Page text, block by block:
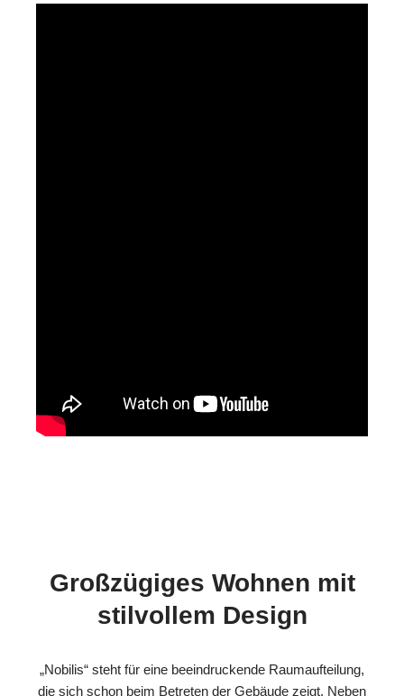
Großzügiges Wohnen mit
stilvollem Design
„Nobilis“ steht für eine beeindruckende Raumaufteilung,
die sich schon beim Betreten der Gebäude zeigt. Neben